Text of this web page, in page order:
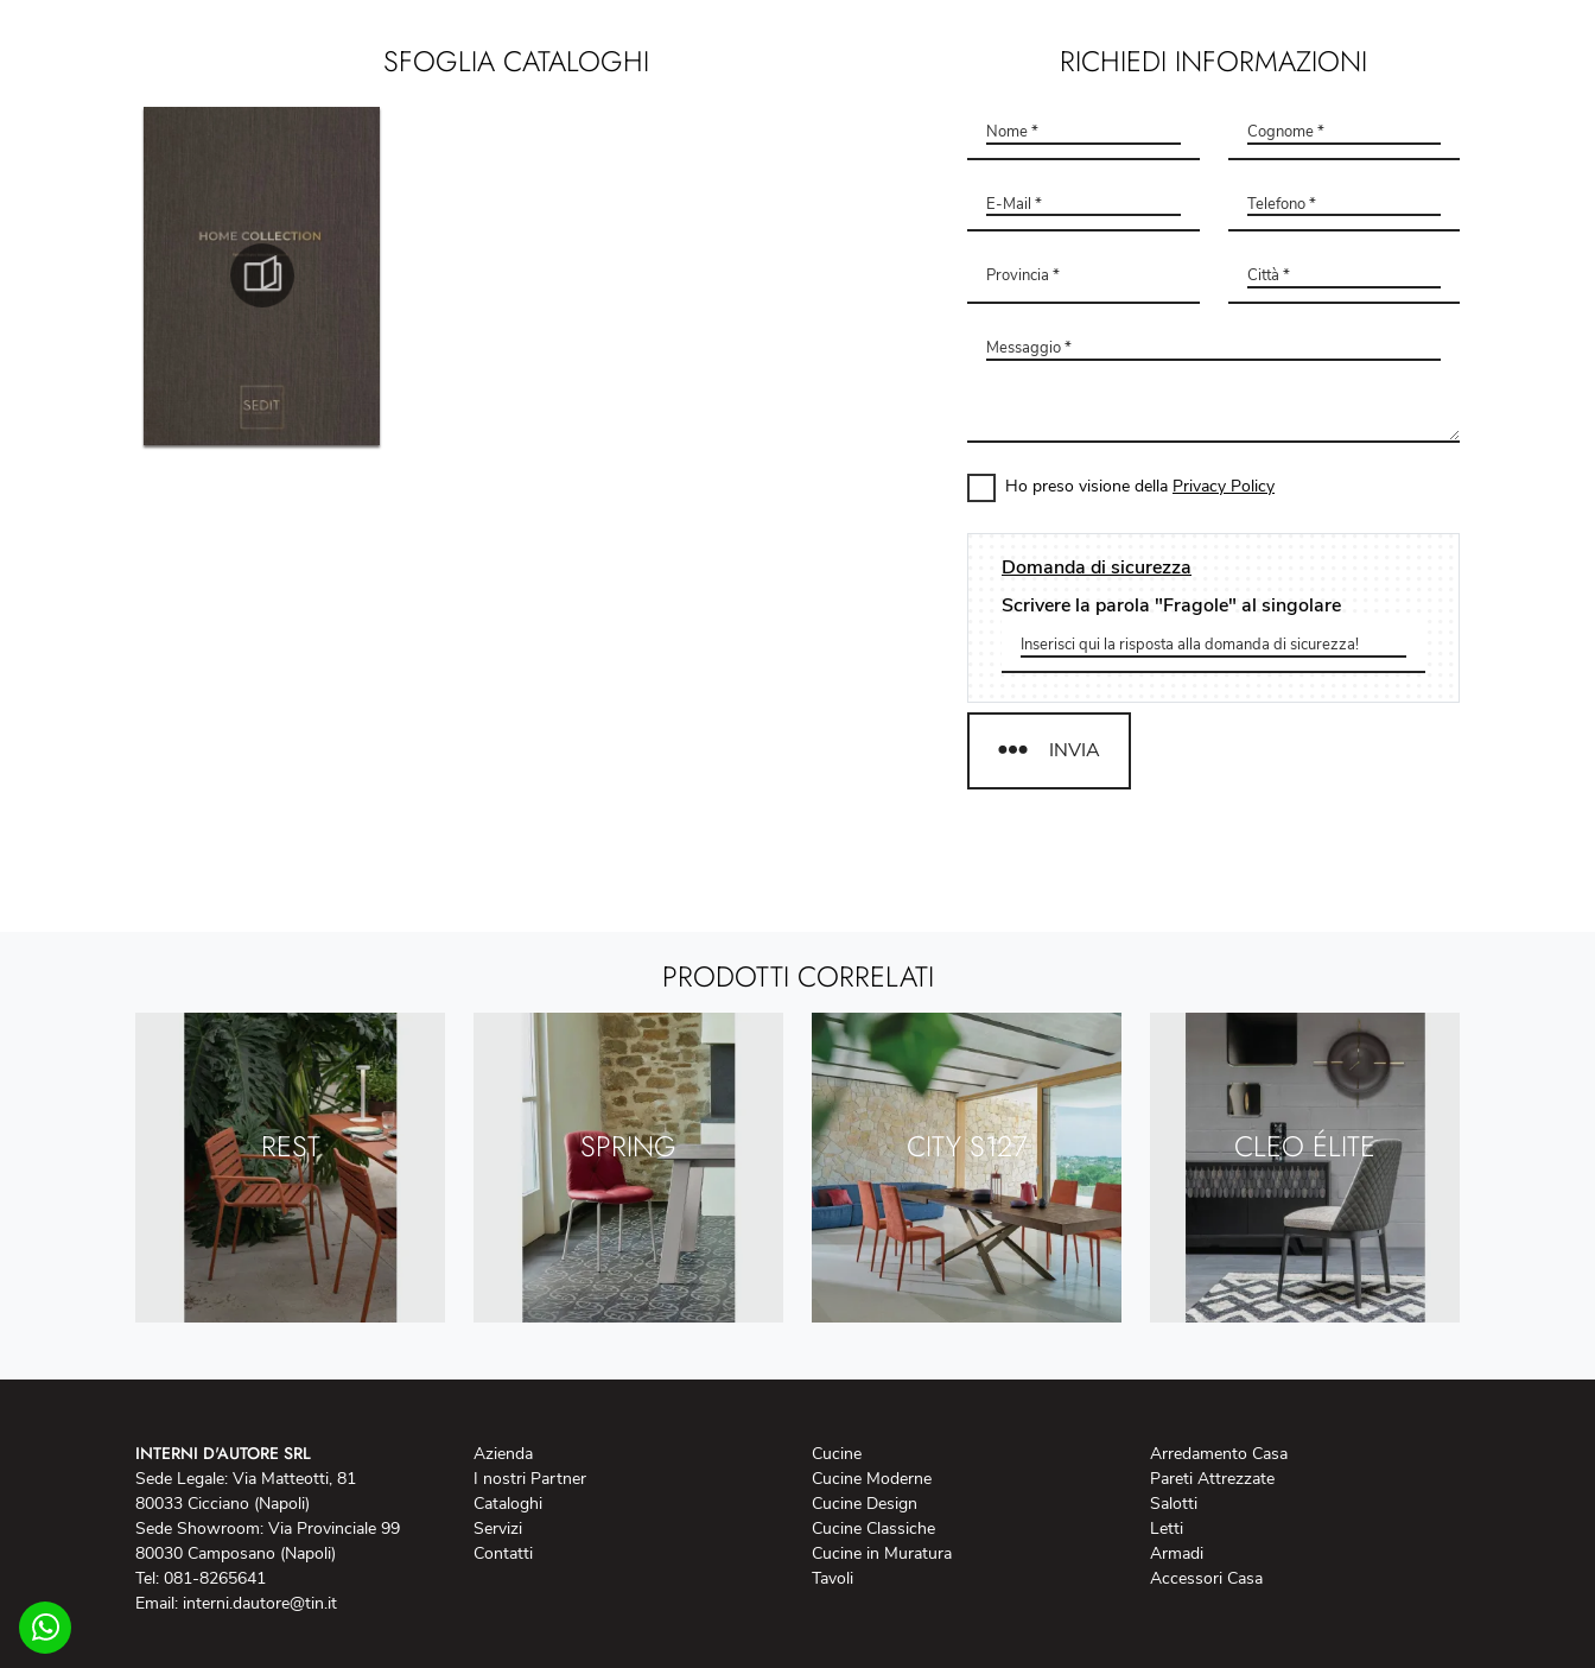
SFOGLIA CATALOGHI RICHIEDI INFORMAZIONI
Ho preso visione della Privacy Policy
Domanda di sicurezza
Scrivere la parola "Fragole" al singolare
INVIA
PRODOTTI CORRELATI
REST SPRING CITY S127 CLEO ÉLITE
INTERNI D'AUTORE SRL
Sede Legale: Via Matteotti, 81
80033 Cicciano (Napoli)
Sede Showroom: Via Provinciale 99
80030 Camposano (Napoli)
Tel: 081-8265641
Email: interni.dautore@tin.it
Azienda
I nostri Partner
Cataloghi
Servizi
Contatti
Cucine
Cucine Moderne
Cucine Design
Cucine Classiche
Cucine in Muratura
Tavoli
Arredamento Casa
Pareti Attrezzate
Salotti
Letti
Armadi
Accessori Casa